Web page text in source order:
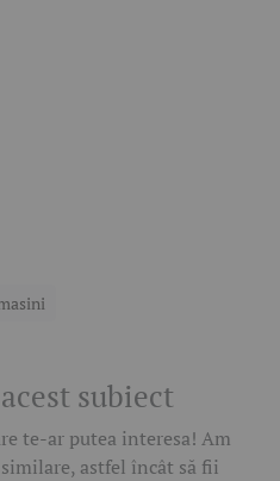
subiect
te-ar putea interesa! Am
astfel încât să fii